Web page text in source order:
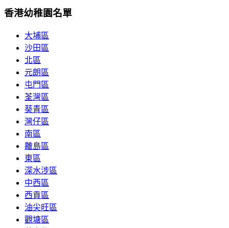
香港幼稚園名單
大埔區
沙田區
北區
元朗區
屯門區
荃灣區
葵青區
灣仔區
南區
離島區
東區
深水涉區
中西區
西貢區
油尖旺區
觀塘區